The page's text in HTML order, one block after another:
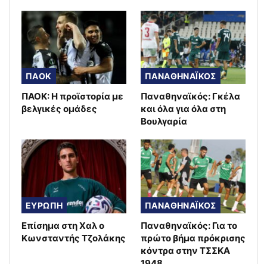
ΠΑΟΚ
ΠΑΟΚ: Η προϊστορία με
βελγικές ομάδες
ΠΑΝΑΘΗΝΑΪΚΟΣ
Παναθηναϊκός: Γκέλα
και όλα για όλα στη
Βουλγαρία
ΕΥΡΩΠΗ
Επίσημα στη Χαλ ο
Κωνσταντής Τζολάκης
ΠΑΝΑΘΗΝΑΪΚΟΣ
Παναθηναϊκός: Για το
πρώτο βήμα πρόκρισης
κόντρα στην ΤΣΣΚΑ